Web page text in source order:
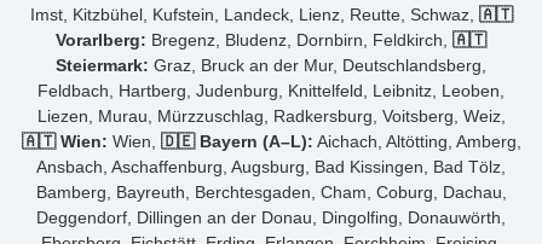
Imst, Kitzbühel, Kufstein, Landeck, Lienz, Reutte, Schwaz, 🇦🇹
Vorarlberg: Bregenz, Bludenz, Dornbirn, Feldkirch, 🇦🇹
Steiermark: Graz, Bruck an der Mur, Deutschlandsberg,
Feldbach, Hartberg, Judenburg, Knittelfeld, Leibnitz, Leoben,
Liezen, Murau, Mürzzuschlag, Radkersburg, Voitsberg, Weiz,
🇦🇹 Wien: Wien, 🇩🇪 Bayern (A–L): Aichach, Altötting, Amberg,
Ansbach, Aschaffenburg, Augsburg, Bad Kissingen, Bad Tölz,
Bamberg, Bayreuth, Berchtesgaden, Cham, Coburg, Dachau,
Deggendorf, Dillingen an der Donau, Dingolfing, Donauwörth,